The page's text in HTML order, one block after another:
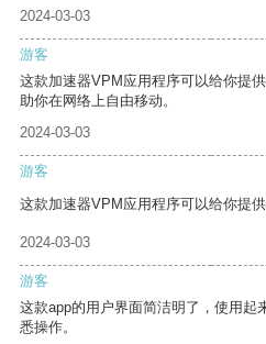
2024-03-03
游客
这款加速器VPM应用程序可以给你提
助你在网络上自由移动。
2024-03-03
游客
这款加速器VPM应用程序可以给你提
2024-03-03
游客
这款app的用户界面简洁明了，使用起
悉操作。